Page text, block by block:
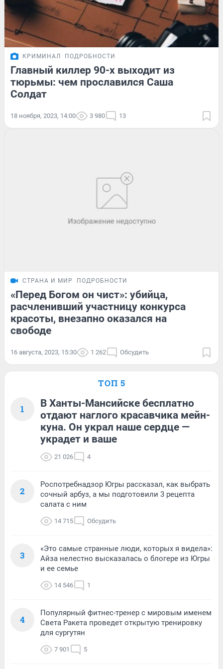
КРИМИНАЛ ПОДРОБНОСТИ
Главный киллер 90-х выходит из
тюрьмы: чем прославился Саша
Солдат
18 ноября, 2023, 14:00 3 980 13
СТРАНА И МИР ПОДРОБНОСТИ
«Перед Богом он чист»: убийца,
расчленивший участницу конкурса
красоты, внезапно оказался на
свободе
16 августа, 2023, 15:30 1 262 Обсудить
ТОП 5
1
В Ханты-Мансийске бесплатно
отдают наглого красавчика мейн-
куна. Он украл наше сердце —
украдет и ваше
21 026 4
2
Роспотребнадзор Югры рассказал, как выбрать
сочный арбуз, а мы подготовили 3 рецепта
салата с ним
14 715 Обсудить
3
«Это самые странные люди, которых я видела»:
Айза нелестно высказалась о блогере из Югры
и ее семье
14 546 1
4
Популярный фитнес-тренер с мировым именем
Света Ракета проведет открытую тренировку
для сургутян
7 901 5